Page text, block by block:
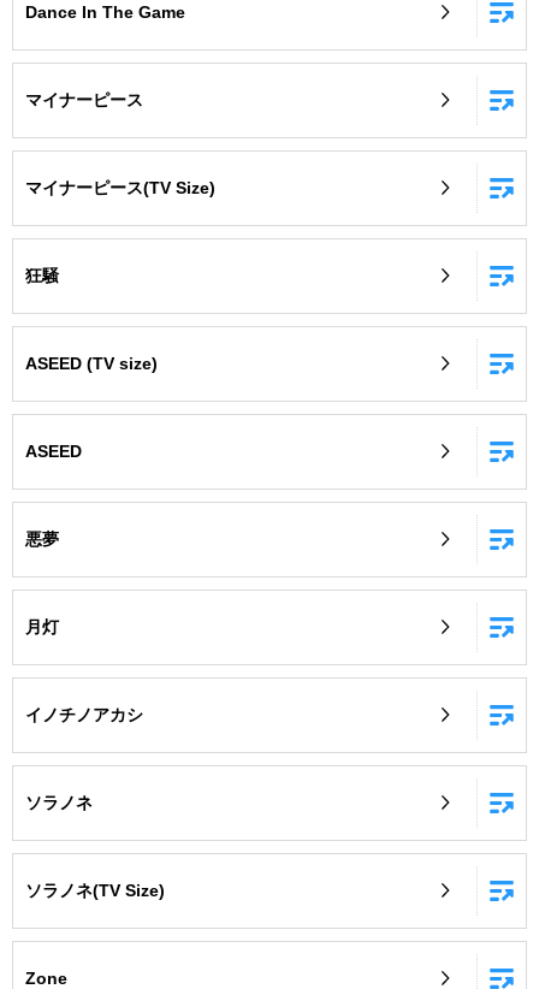
自宅でカラオケ歌い放題！
Dance In The Game
マイナーピース
マイナーピース(TV Size)
狂騒
ASEED (TV size)
ASEED
悪夢
月灯
イノチノアカシ
ソラノネ
ソラノネ(TV Size)
Zone